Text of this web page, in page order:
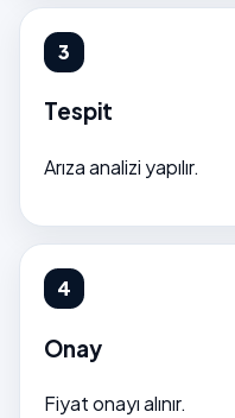
Tespit
Arıza analizi yapılır.
Onay
Fiyat onayı alınır.